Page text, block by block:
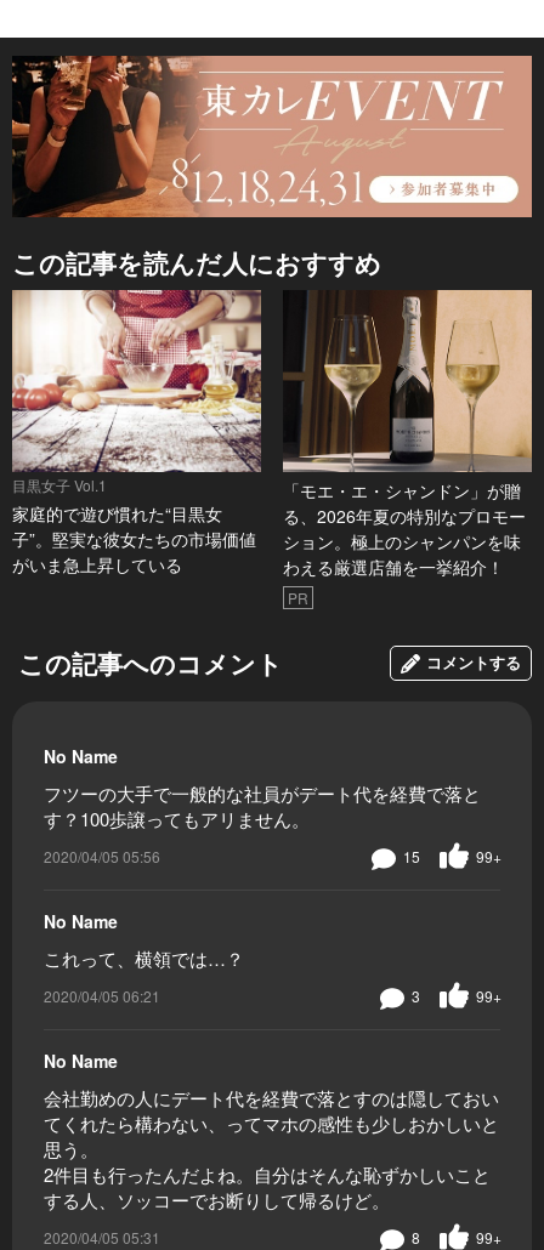
この記事を読んだ人におすすめ
目黒女子 Vol.1
家庭的で遊び慣れた“目黒女
子”。堅実な彼女たちの市場価値
がいま急上昇している
「モエ・エ・シャンドン」が贈
る、2026年夏の特別なプロモー
ション。極上のシャンパンを味
わえる厳選店舗を一挙紹介！
PR
この記事へのコメント コメントする
No Name
フツーの大手で一般的な社員がデート代を経費で落と
す？100歩譲ってもアリません。
2020/04/05 05:56 99+
15
No Name
これって、横領では…？
2020/04/05 06:21 99+
3
No Name
会社勤めの人にデート代を経費で落とすのは隠しておい
てくれたら構わない、ってマホの感性も少しおかしいと
思う。
2件目も行ったんだよね。自分はそんな恥ずかしいこと
する人、ソッコーでお断りして帰るけど。
2020/04/05 05:31 99+
8